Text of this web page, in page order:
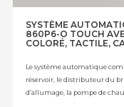
SYSTÈME
860P6-O TOUCH
COLORÉ, TACTILE,
Le système automatique
réservoir, le distributeur du
d’allumage, la pompe de